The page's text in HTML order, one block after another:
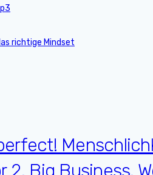
richtige Mindset